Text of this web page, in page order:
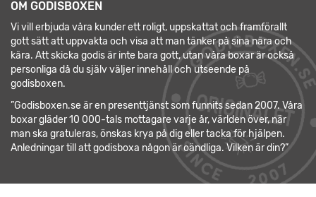
OM GODISBOXEN
Vi vill erbjuda våra kunder ett roligt, uppskattat och framförallt
gott sätt att uppvakta och visa att man tänker på sina nära och
kära. Att skicka godis är inte bara gott, utan våra boxar är också
personliga då du själv väljer innehåll och utseende på
godisboxen.
”Godisboxen.se är en presenttjänst som funnits sedan 2007. Våra
boxar gläder 10 000-tals mottagare varje år, världen över, när
man ska gratuleras, önskas krya på dig eller tacka för hjälpen.
Anledningar till att godisboxa någon är oändliga. Vilken är din?”